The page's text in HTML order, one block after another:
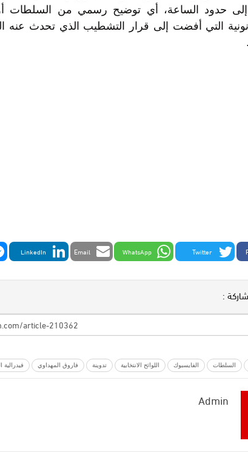
حدود الساعة، أي توضيح رسمي من السلطات
التي أفضت إلى قرار التشطيب الذي تحدث عنه
Twitter
WhatsApp
Email
LinkedIn
:
السلطات الفايسبوك اللوائح الانتخابية تدوينة فاروق المهداوي
Admin